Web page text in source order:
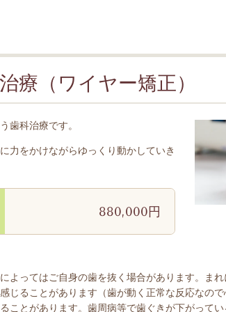
療（ワイヤー矯正）
歯科治療です。
力をかけながらゆっくり動かしていき
880,000円
よってはご自身の歯を抜く場合があります。ま
じることがあります（歯が動く正常な反応なの
ことがあります。歯周病等で歯ぐきが下がってい